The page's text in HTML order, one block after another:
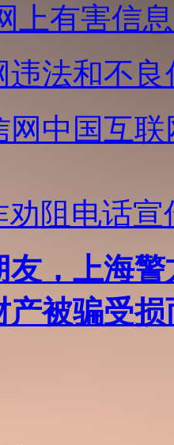
上有害信
违法和不
网 中国互
劝阻电话宣
，上海
产被骗受